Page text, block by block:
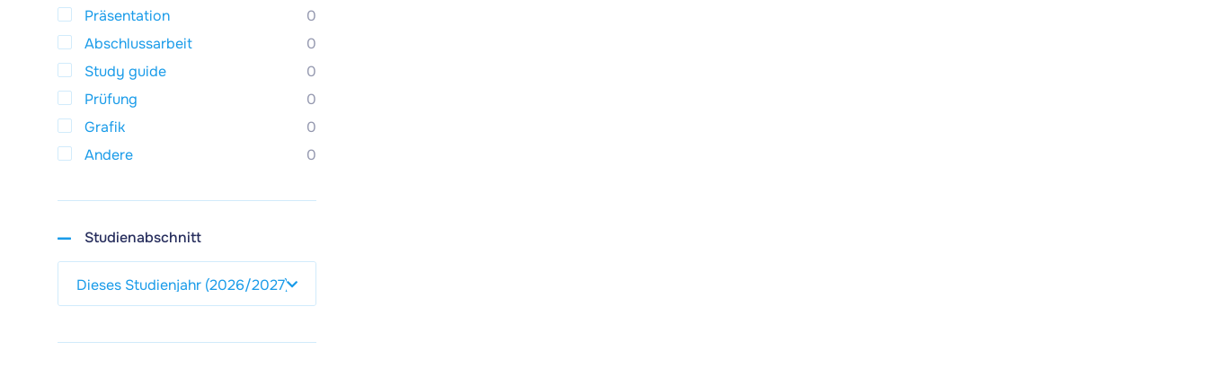
Präsentation
0
Abschlussarbeit
0
Study guide
0
Prüfung
0
Grafik
0
Andere
0
Studienabschnitt